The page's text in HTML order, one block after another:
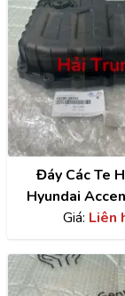
Đáy Các Te
Hyundai
Hãng |
Giá: Liên